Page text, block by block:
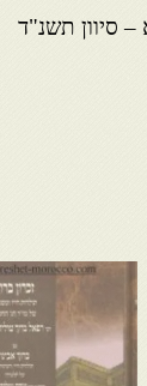
– סיוון תשנ"ד